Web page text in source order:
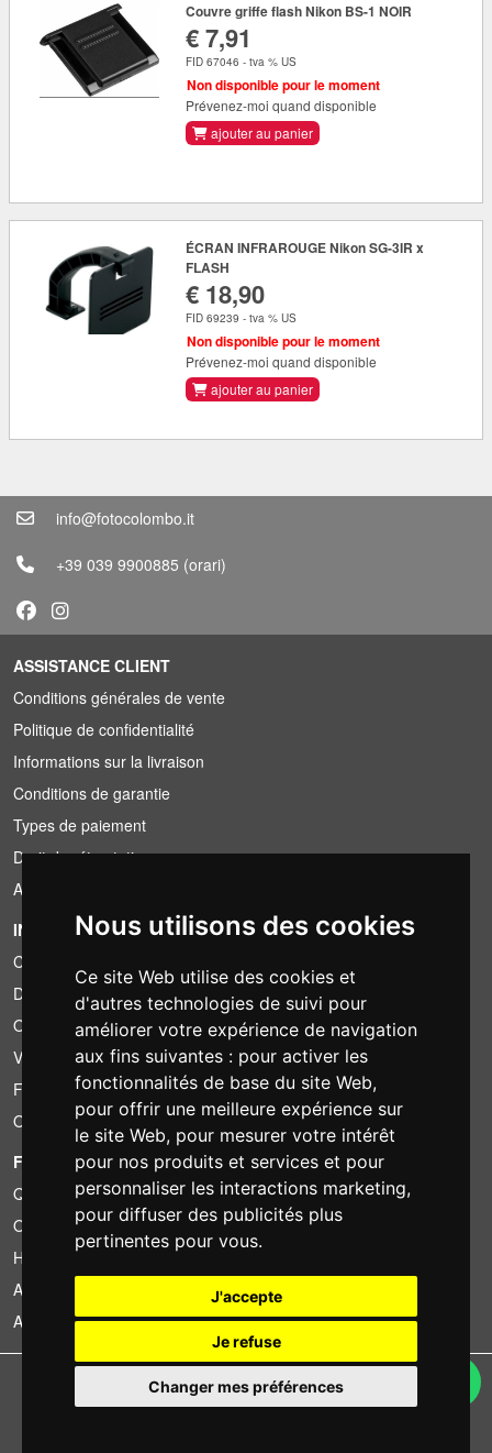
Nous utilisons des cookies
Ce site Web utilise des cookies et
d'autres technologies de suivi pour
améliorer votre expérience de navigation
aux fins suivantes : pour activer les
fonctionnalités de base du site Web,
pour offrir une meilleure expérience sur
le site Web, pour mesurer votre intérêt
pour nos produits et services et pour
personnaliser les interactions marketing,
pour diffuser des publicités plus
pertinentes pour vous.
J'accepte
Je refuse
Changer mes préférences
Couvre griffe flash Nikon BS-1 NOIR
€ 7,91
FID 67046 - tva % US
Non disponible pour le moment
Prévenez-moi quand disponible
ajouter au panier
ÉCRAN INFRAROUGE Nikon SG-3IR x
FLASH
€ 18,90
FID 69239 - tva % US
Non disponible pour le moment
Prévenez-moi quand disponible
ajouter au panier
info@fotocolombo.it
+39 039 9900885 (orari)
ASSISTANCE CLIENT
Conditions générales de vente
Politique de confidentialité
Informations sur la livraison
Conditions de garantie
Types de paiement
Droit de rétractation
Application de la TVA
INFORMATION
Conditions de location
Devis
Offre groupée
Vous avez trouvé moins cher?
Financement
Occasion
FOTOCOLOMBO.IT
Qui sommes-nous
Où nous trouver
Horaires d'ouverture
Avis sur Trovaprezzi
Avis sur Google
Copyright © Fotocolombo Srl - Viale Verdi 95 - 23807 Merate (LC) - P. Iva
03298370135 - SDI: M5UXCR1